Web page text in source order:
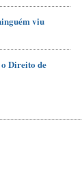
viu
Direito de